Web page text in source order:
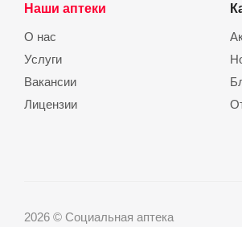
Наши аптеки
О нас
Услуги
Вакансии
Лицензии
2026 © Социальная аптека